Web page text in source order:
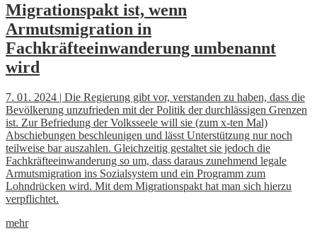
Migrationspakt ist, wenn
Armutsmigration in
Fachkräfteeinwanderung umbenannt
wird
7. 01. 2024 | Die Regierung gibt vor, verstanden zu haben, dass die
Bevölkerung unzufrieden mit der Politik der durchlässigen Grenzen
ist. Zur Befriedung der Volksseele will sie (zum x-ten Mal)
Abschiebungen beschleunigen und lässt Unterstützung nur noch
teilweise bar auszahlen. Gleichzeitig gestaltet sie jedoch die
Fachkräfteeinwanderung so um, dass daraus zunehmend legale
Armutsmigration ins Sozialsystem und ein Programm zum
Lohndrücken wird. Mit dem Migrationspakt hat man sich hierzu
verpflichtet.
mehr